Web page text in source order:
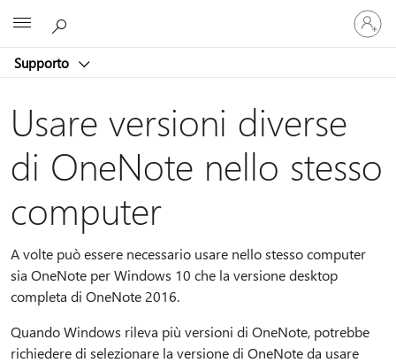
Supporto
Accedi
con
il
account
Usare versioni diverse
di OneNote nello stesso
computer
A volte può essere necessario usare nello stesso computer
sia OneNote per Windows 10 che la versione desktop
completa di OneNote 2016.
Quando Windows rileva più versioni di OneNote, potrebbe
richiedere di selezionare la versione di OneNote da usare